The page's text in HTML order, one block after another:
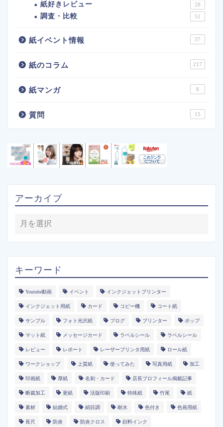
紙好きレビュー 28
調査・比較 51
紙イベント情報 37
紙のコラム 217
紙マンガ 8
質問 15
アーカイブ
キーワード
Youtube動画 イベント インクジェットプリンター
インクジェット用紙 カード コピー機 コート紙
サンプル フォト光沢紙 ブログ プリンター ポップ
マット紙 メッセージカード ラベルシール ラベルシール
レビュー レポート レーザープリンタ用紙 ロール紙
ワークショップ 上質紙 使ってみた 写真用紙 加工
印画紙 厚紙 名刺・カード 店長プロフィール掲載記事
断裁加工 更紙 活版印刷 特殊紙 竹尾 紙
素材 結婚式 絹目調 耐水 色付き 色画用紙
長尺 防炎 防炎クロス 顔料インク